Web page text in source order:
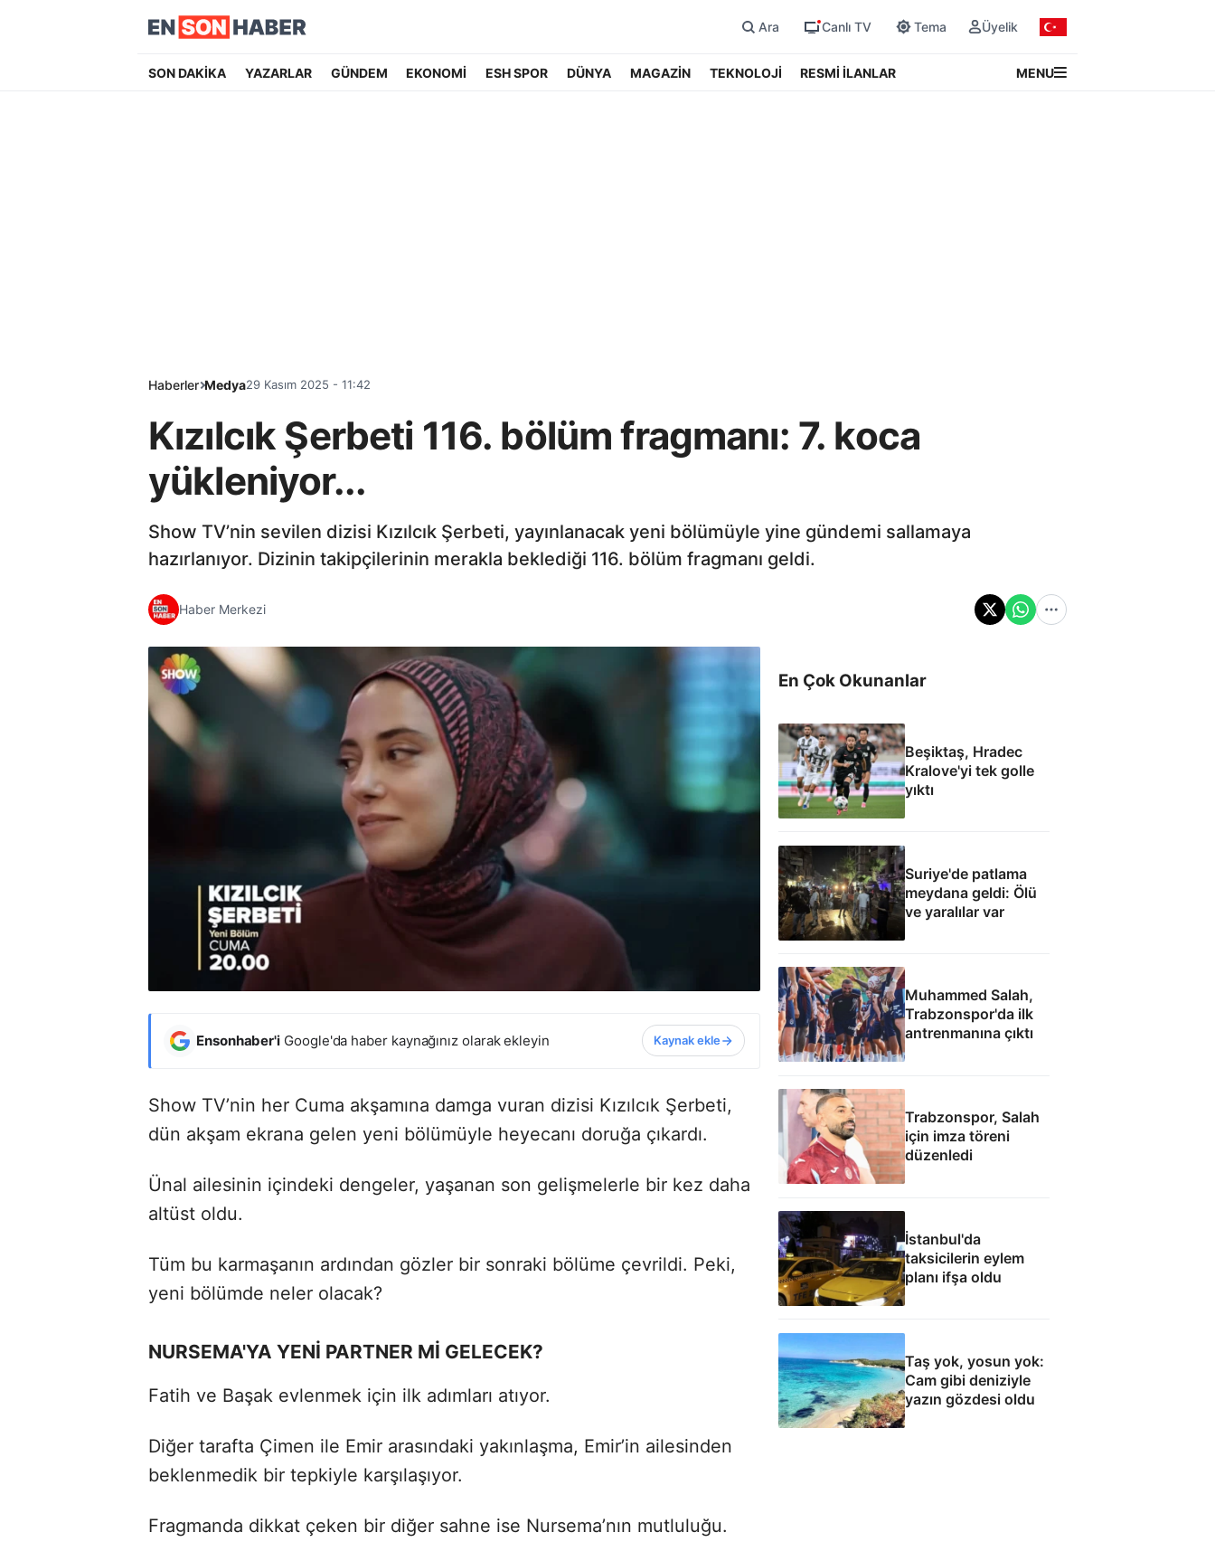
Ara Canlı TV Tema Üyelik
SON DAKİKA YAZARLAR GÜNDEM EKONOMİ ESH SPOR DÜNYA MAGAZİN TEKNOLOJİ RESMİ İLANLAR MENU
Haberler Medya29 Kasım 2025 - 11:42
Kızılcık Şerbeti 116. bölüm fragmanı: 7. koca
yükleniyor...
Show TV’nin sevilen dizisi Kızılcık Şerbeti, yayınlanacak yeni bölümüyle yine gündemi sallamaya
hazırlanıyor. Dizinin takipçilerinin merakla beklediği 116. bölüm fragmanı geldi.
Haber Merkezi
Ensonhaber'i Google'da haber kaynağınız olarak ekleyin Kaynak ekle
Show TV’nin her Cuma akşamına damga vuran dizisi Kızılcık Şerbeti,
dün akşam ekrana gelen yeni bölümüyle heyecanı doruğa çıkardı.
Ünal ailesinin içindeki dengeler, yaşanan son gelişmelerle bir kez daha
altüst oldu.
Tüm bu karmaşanın ardından gözler bir sonraki bölüme çevrildi. Peki,
yeni bölümde neler olacak?
NURSEMA'YA YENİ PARTNER Mİ GELECEK?
Fatih ve Başak evlenmek için ilk adımları atıyor.
Diğer tarafta Çimen ile Emir arasındaki yakınlaşma, Emir’in ailesinden
beklenmedik bir tepkiyle karşılaşıyor.
Fragmanda dikkat çeken bir diğer sahne ise Nursema’nın mutluluğu.
En Çok Okunanlar
Beşiktaş, Hradec
Kralove'yi tek golle
yıktı
Suriye'de patlama
meydana geldi: Ölü
ve yaralılar var
Muhammed Salah,
Trabzonspor'da ilk
antrenmanına çıktı
Trabzonspor, Salah
için imza töreni
düzenledi
İstanbul'da
taksicilerin eylem
planı ifşa oldu
Taş yok, yosun yok:
Cam gibi deniziyle
yazın gözdesi oldu